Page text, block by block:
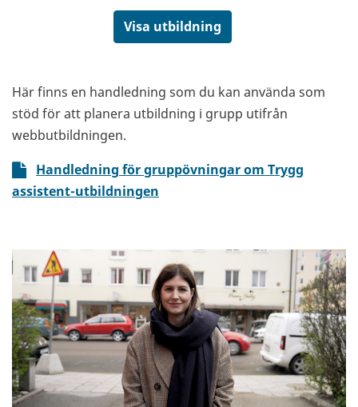
Visa utbildning
Här finns en handledning som du kan använda som
stöd för att planera utbildning i grupp utifrån
webbutbildningen.
Handledning för gruppövningar om Trygg
assistent-utbildningen